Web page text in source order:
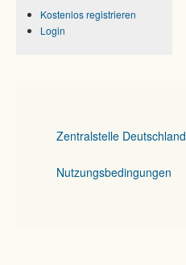
Kostenlos registrieren
Login
Zentralstelle Deutschland
Nutzungsbedingungen